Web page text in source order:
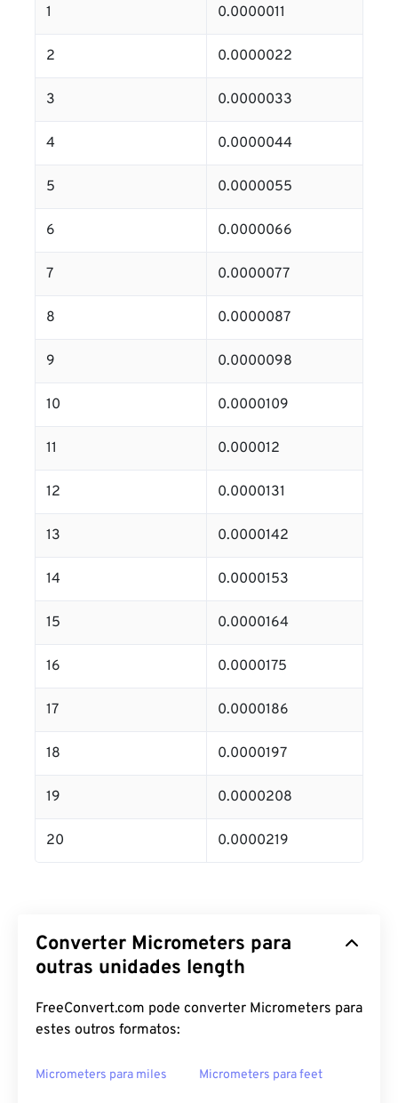
1 0.0000011
2 0.0000022
3 0.0000033
4 0.0000044
5 0.0000055
6 0.0000066
7 0.0000077
8 0.0000087
9 0.0000098
10 0.0000109
11 0.000012
12 0.0000131
13 0.0000142
14 0.0000153
15 0.0000164
16 0.0000175
17 0.0000186
18 0.0000197
19 0.0000208
20 0.0000219
Converter Micrometers para
outras unidades length
FreeConvert.com pode converter Micrometers para
estes outros formatos:
Micrometers para miles Micrometers para feet